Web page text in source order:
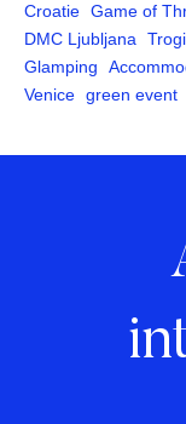
Croatie Game of
DMC Ljubljana
Glamping
Venice green event